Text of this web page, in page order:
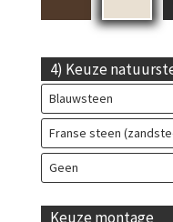
4) Keuze
Blauwsteen
Franse steen
Geen
Keuze montage